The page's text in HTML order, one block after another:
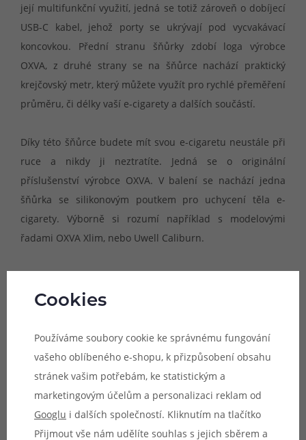
její multifunkční využití, jedná se totiž zároveň o dobíjecí
USB-C kabel, jehož porty se ukrývají pod vycvakávací
koncovkou. Přední stranu šňůrky zdobí loga výrobce
OXVA, z druhé strany se na šňůrce nachází praktický
krejčovský metr, který můžete využít pro rychlé přeměření
průměru, či délky vaší e-cigarety a dalších součástí.
Díky této šňůrce budete mít svou e-cigaretu neustále při
ruce a nikdy ji neztratíte. Jedná se o originální
příslušenství výrobce OXVA. V balení se nachází jedna
šňůrka se silikonovým poutkem pro uchycení těla e-
cigarety. Výborně si rozumí například s modelovými
řadami OXVA Xlim, nebo Uwell Caliburn.
Typ kabelu:USB-C
Obsah balení: 1x šňůrka se silikonovým poutkem
Parametry
Hodnocení (0)
Cookies
Používáme soubory cookie ke správnému fungování
vašeho oblíbeného e-shopu, k přizpůsobení obsahu
stránek vašim potřebám, ke statistickým a
marketingovým účelům a personalizaci reklam od
Googlu i dalších společností. Kliknutím na tlačítko
Přijmout vše nám udělíte souhlas s jejich sběrem a